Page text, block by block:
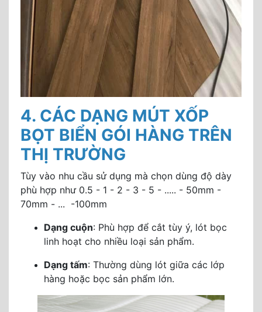
4. CÁC DẠNG MÚT XỐP
BỌT BIỂN GÓI HÀNG TRÊN
THỊ TRƯỜNG
Tùy vào nhu cầu sử dụng mà chọn dùng độ dày
phù hợp như 0.5 - 1 - 2 - 3 - 5 - ..... - 50mm -
70mm - ... -100mm
Dạng cuộn: Phù hợp để cắt tùy ý, lót bọc
linh hoạt cho nhiều loại sản phẩm.
Dạng tấm: Thường dùng lót giữa các lớp
hàng hoặc bọc sản phẩm lớn.